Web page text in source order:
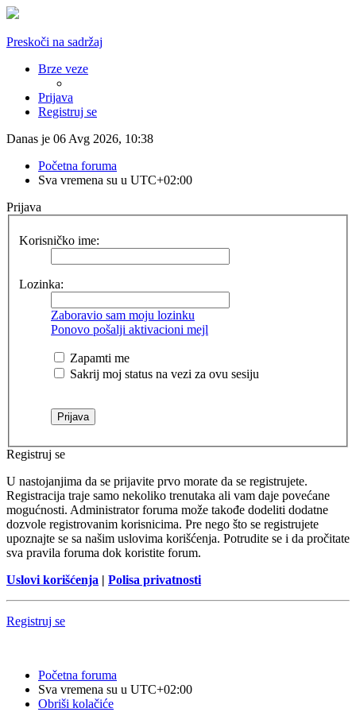
Preskoči na sadržaj
Brze veze
Prijava
Registruj se
Danas je 06 Avg 2026, 10:38
Početna foruma
Sva vremena su u UTC+02:00
Prijava
Korisničko ime:
Lozinka:
Zaboravio sam moju lozinku
Ponovo pošalji aktivacioni mejl
Zapamti me
Sakrij moj status na vezi za ovu sesiju
Registruj se
U nastojanjima da se prijavite prvo morate da se registrujete.
Registracija traje samo nekoliko trenutaka ali vam daje povećane
mogućnosti. Administrator foruma može takođe dodeliti dodatne
dozvole registrovanim korisnicima. Pre nego što se registrujete
upoznajte se sa našim uslovima korišćenja. Potrudite se i da pročitate
sva pravila foruma dok koristite forum.
Uslovi korišćenja | Polisa privatnosti
Registruj se
Početna foruma
Sva vremena su u UTC+02:00
Obriši kolačiće